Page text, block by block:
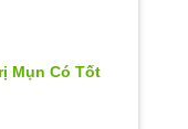
Mụn Có Tốt